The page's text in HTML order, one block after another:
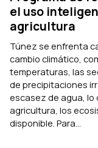
el uso
agricultura
Túnez se enfrenta
cambio climático,
temperaturas, las
de precipitaciones
escasez de agua, lo
agricultura, los
disponible. Para...